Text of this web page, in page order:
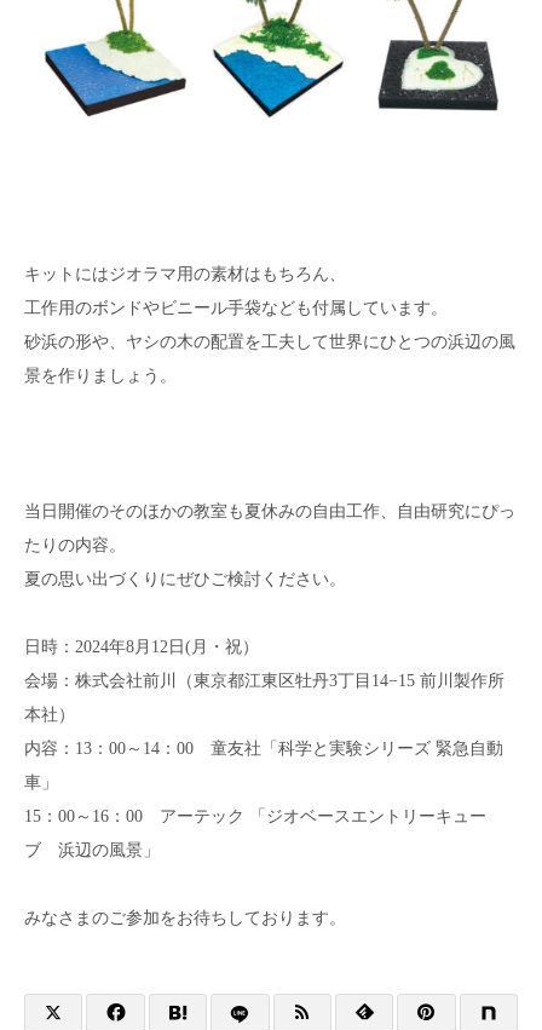
キットにはジオラマ用の素材はもちろん、
工作用のボンドやビニール手袋なども付属しています。
砂浜の形や、ヤシの木の配置を工夫して世界にひとつの浜辺の風
景を作りましょう。
当日開催のそのほかの教室も夏休みの自由工作、自由研究にぴっ
たりの内容。
夏の思い出づくりにぜひご検討ください。
日時：2024年8月12日(月・祝）
会場：株式会社前川（東京都江東区牡丹3丁目14−15 前川製作所
本社）
内容：13：00～14：00 童友社「科学と実験シリーズ 緊急自動
車」
15：00～16：00 アーテック 「ジオベースエントリーキュー
ブ 浜辺の風景」
みなさまのご参加をお待ちしております。